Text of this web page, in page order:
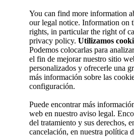
You can find more information
our legal notice. Information on
rights, in particular the right of
privacy policy. Utilizamos
Podemos colocarlas para
el fin de mejorar nuestro sitio
personalizados y ofrecerle una
más información sobre las
configuración.
Puede encontrar más
web en nuestro aviso legal.
del tratamiento y sus derechos,
cancelación, en nuestra política